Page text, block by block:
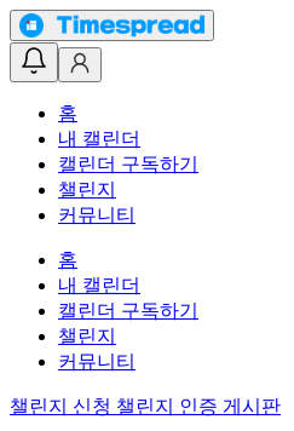
홈
내 캘린더
캘린더 구독하기
챌린지
커뮤니티
홈
내 캘린더
캘린더 구독하기
챌린지
커뮤니티
챌린지 신청 챌린지 인증 게시판